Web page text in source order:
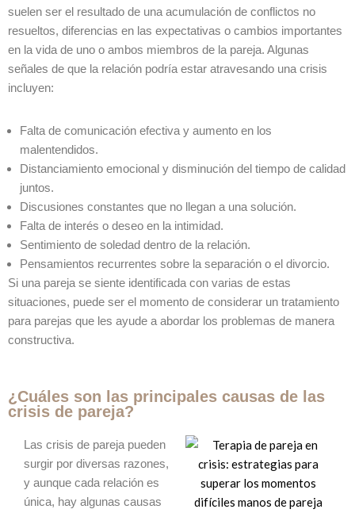
suelen ser el resultado de una acumulación de conflictos no
resueltos, diferencias en las expectativas o cambios importantes
en la vida de uno o ambos miembros de la pareja. Algunas
señales de que la relación podría estar atravesando una crisis
incluyen:
Falta de comunicación efectiva y aumento en los
malentendidos.
Distanciamiento emocional y disminución del tiempo de calidad
juntos.
Discusiones constantes que no llegan a una solución.
Falta de interés o deseo en la intimidad.
Sentimiento de soledad dentro de la relación.
Pensamientos recurrentes sobre la separación o el divorcio.
Si una pareja se siente identificada con varias de estas
situaciones, puede ser el momento de considerar un tratamiento
para parejas que les ayude a abordar los problemas de manera
constructiva.
¿Cuáles son las principales causas de las
crisis de pareja?
Las crisis de pareja pueden
surgir por diversas razones,
y aunque cada relación es
única, hay algunas causas